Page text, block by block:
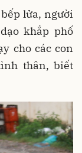
lửa, người
khắp phố
cho các con
thân, biết